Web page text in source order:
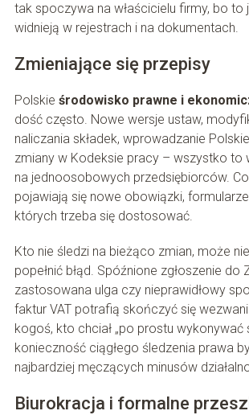
tak spoczywa na właścicielu firmy, bo to
widnieją w rejestrach i na dokumentach.
Zmieniające się przepisy
Polskie środowisko prawne i
dość często. Nowe wersje ustaw,
naliczania składek, wprowadzanie
zmiany w Kodeksie pracy – wszystko to
na jednoosobowych przedsiębiorców.
pojawiają się nowe obowiązki,
których trzeba się dostosować.
Kto nie śledzi na bieżąco zmian, może
popełnić błąd. Spóźnione zgłoszenie do
zastosowana ulga czy nieprawidłowy
faktur VAT potrafią skończyć się
kogoś, kto chciał „po prostu wykonywać
konieczność ciągłego śledzenia prawa
najbardziej męczących minusów
Biurokracja i formalne